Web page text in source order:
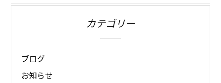
カテゴリー
ブログ
お知らせ